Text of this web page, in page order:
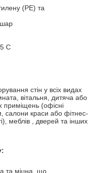
(PE) та
шар
С
стін у всіх видах
вітальня, дитяча або
приміщень (офісні
салони краси або фітнес-
меблів , дверей та інших
та міцна, що